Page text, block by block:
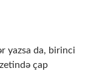
yazsa da, birinci
çap